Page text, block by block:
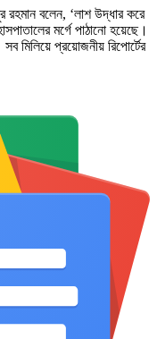
রহমান বলেন, ‘লাশ উদ্ধার করে
মর্গে পাঠানো হয়েছে।
মিলিয়ে প্রয়োজনীয় রিপোর্টের